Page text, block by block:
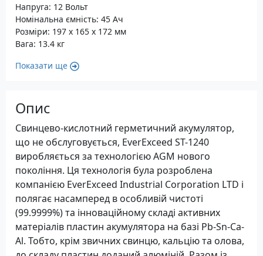
Напруга: 12 Вольт
Номінальна ємність: 45 Ач
Розміри: 197 х 165 х 172 мм
Вага: 13.4 кг
Показати ще
Опис
Свинцево-кислотний герметичний акумулятор,
що не обслуговується, EverExceed ST-1240
виробляється за технологією AGM нового
покоління. Ця технологія була розроблена
компанією EverExceed Industrial Corporation LTD і
полягає насамперед в особливій чистоті
(99.9999%) та інноваційному складі активних
матеріалів пластин акумулятора на базі Pb-Sn-Ca-
Аl. Тобто, крім звичних свинцю, кальцію та олова,